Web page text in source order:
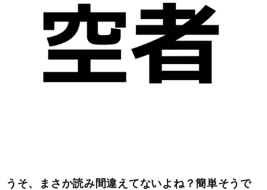
うそ、まさか読み間違えてないよね？簡単そうで